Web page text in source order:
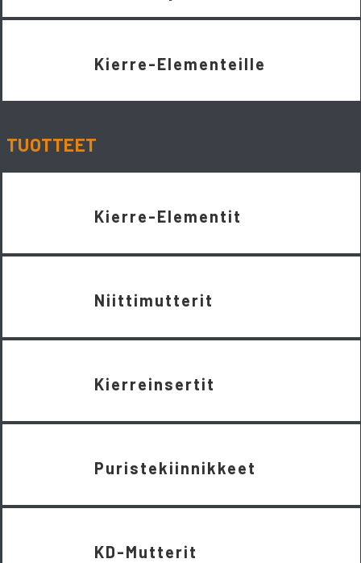
Kierre-Elementeille
TUOTTEET
Kierre-Elementit
Niittimutterit
Kierreinsertit
Puristekiinnikkeet
KD-Mutterit